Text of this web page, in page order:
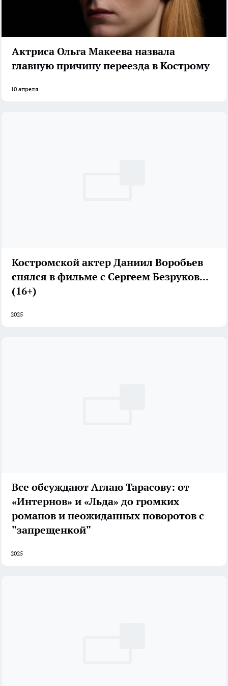
Актриса Ольга Макеева назвала
главную причину переезда в Кострому
10 апреля
Костромской актер Даниил Воробьев
снялся в фильме с Сергеем Безруковым
(16+)
2025
Все обсуждают Аглаю Тарасову: от
«Интернов» и «Льда» до громких
романов и неожиданных поворотов с
"запрещенкой"
2025